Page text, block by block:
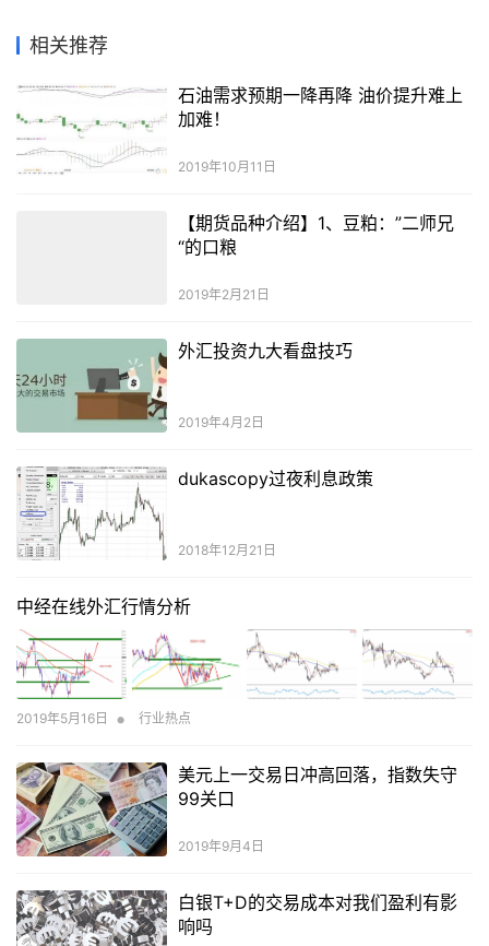
相关推荐
石油需求预期一降再降 油价提升难上
加难！
2019年10月11日
【期货品种介绍】1、豆粕：”二师兄
“的口粮
2019年2月21日
外汇投资九大看盘技巧
2019年4月2日
dukascopy过夜利息政策
2018年12月21日
中经在线外汇行情分析
2019年5月16日 • 行业热点
美元上一交易日冲高回落，指数失守
99关口
2019年9月4日
白银T+D的交易成本对我们盈利有影
响吗